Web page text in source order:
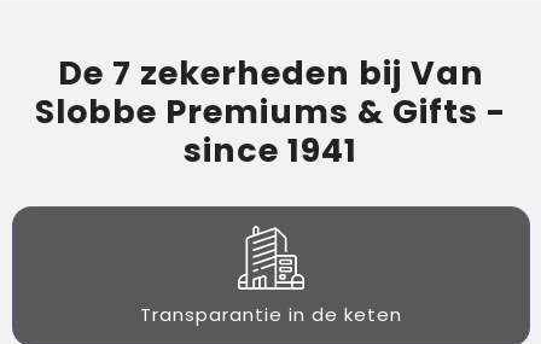
De 7 zekerheden bij Van
Slobbe Premiums & Gifts -
since 1941
Transparantie in de keten